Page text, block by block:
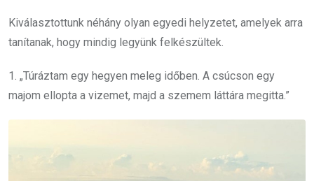
Kiválasztottunk néhány olyan egyedi helyzetet, amelyek arra
tanítanak, hogy mindig legyünk felkészültek.
1. „Túráztam egy hegyen meleg időben. A csúcson egy
majom ellopta a vizemet, majd a szemem láttára megitta.”